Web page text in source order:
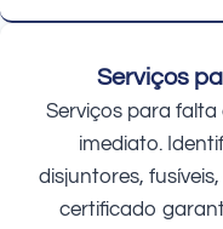
Serviços
Serviços para
imediato.
disjuntores,
certificado